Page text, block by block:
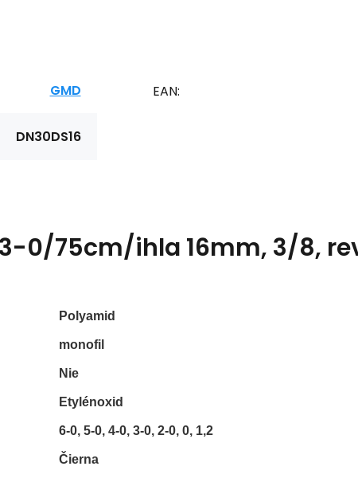
GMD
DN30DS16
EAN:
3-0/75cm/ihla 16mm, 3/8,
Polyamid
monofil
Nie
Etylénoxid
6-0, 5-0, 4-0, 3-0, 2-0, 0, 1,2
Čierna